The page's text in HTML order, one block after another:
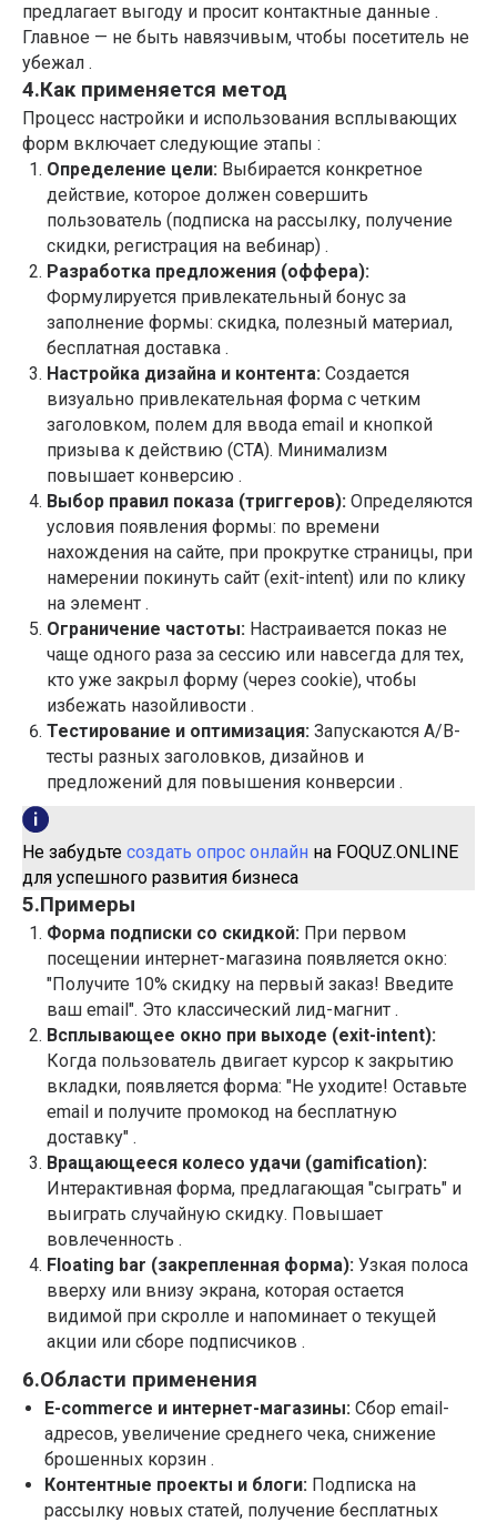
предлагает выгоду и просит контактные данные .
Главное — не быть навязчивым, чтобы посетитель не
убежал .
4.Как применяется метод
Процесс настройки и использования всплывающих
форм включает следующие этапы :
Определение цели: Выбирается конкретное
действие, которое должен совершить
пользователь (подписка на рассылку, получение
скидки, регистрация на вебинар) .
Разработка предложения (оффера):
Формулируется привлекательный бонус за
заполнение формы: скидка, полезный материал,
бесплатная доставка .
Настройка дизайна и контента: Создается
визуально привлекательная форма с четким
заголовком, полем для ввода email и кнопкой
призыва к действию (CTA). Минимализм
повышает конверсию .
Выбор правил показа (триггеров): Определяются
условия появления формы: по времени
нахождения на сайте, при прокрутке страницы, при
намерении покинуть сайт (exit-intent) или по клику
на элемент .
Ограничение частоты: Настраивается показ не
чаще одного раза за сессию или навсегда для тех,
кто уже закрыл форму (через cookie), чтобы
избежать назойливости .
Тестирование и оптимизация: Запускаются A/B-
тесты разных заголовков, дизайнов и
предложений для повышения конверсии .
Не забудьте создать опрос онлайн на FOQUZ.ONLINE
для успешного развития бизнеса
5.Примеры
Форма подписки со скидкой: При первом
посещении интернет-магазина появляется окно:
"Получите 10% скидку на первый заказ! Введите
ваш email". Это классический лид-магнит .
Всплывающее окно при выходе (exit-intent):
Когда пользователь двигает курсор к закрытию
вкладки, появляется форма: "Не уходите! Оставьте
email и получите промокод на бесплатную
доставку" .
Вращающееся колесо удачи (gamification):
Интерактивная форма, предлагающая "сыграть" и
выиграть случайную скидку. Повышает
вовлеченность .
Floating bar (закрепленная форма): Узкая полоса
вверху или внизу экрана, которая остается
видимой при скролле и напоминает о текущей
акции или сборе подписчиков .
6.Области применения
E-commerce и интернет-магазины: Сбор email-
адресов, увеличение среднего чека, снижение
брошенных корзин .
Контентные проекты и блоги: Подписка на
рассылку новых статей, получение бесплатных